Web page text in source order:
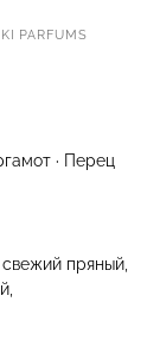
· Перец
пряный,